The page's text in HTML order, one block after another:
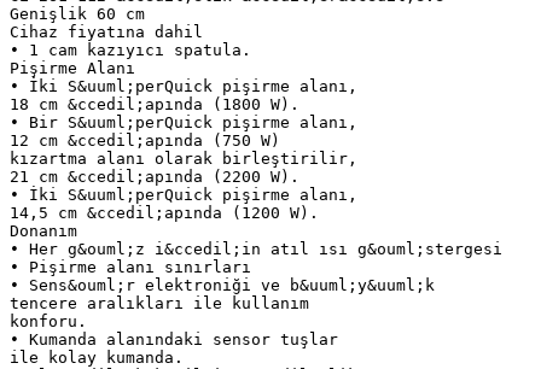
Genişlik 60 cm
Cihaz fiyatına dahil
• 1 cam kazıyıcı spatula.
Pişirme Alanı
• İki S&uuml;perQuick pişirme alanı,
18 cm &ccedil;apında (1800 W).
• Bir S&uuml;perQuick pişirme alanı,
12 cm &ccedil;apında (750 W)
kızartma alanı olarak birleştirilir,
21 cm &ccedil;apında (2200 W).
• İki S&uuml;perQuick pişirme alanı,
14,5 cm &ccedil;apında (1200 W).
Donanım
• Her g&ouml;z i&ccedil;in atıl ısı g&ouml;stergesi
• Pişirme alanı sınırları
• Sens&ouml;r elektroniği ve b&uuml;y&uuml;k
tencere aralıkları ile kullanım
konforu.
• Kumanda alanındaki sensor tuşlar
ile kolay kumanda.